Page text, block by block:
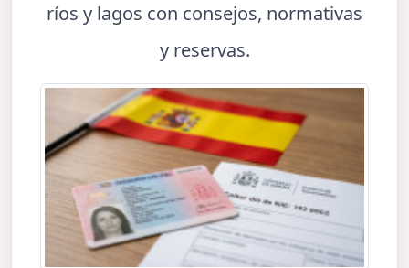
ríos y lagos con consejos, normativas
y reservas.